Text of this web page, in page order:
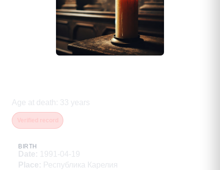
Age at death : 33 years
BIRTH
Date: 1991-04-19
Place: Республика Карелия